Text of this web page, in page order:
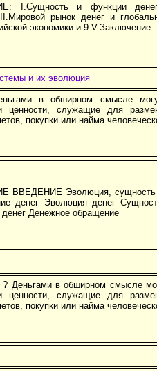
I.Сущность и функции
рынок денег и
экономики и 9 V.Заключение.
и их эволюция
в обширном смысле
ценности, служащие для
покупки или найма
ВВЕДЕНИЕ Эволюция, сущность
денег Эволюция денег
денег Денежное обращение
Деньгами в обширном смысле
ценности, служащие для
покупки или найма